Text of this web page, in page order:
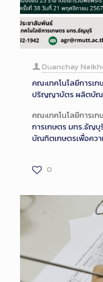
Duanchay
คณะเทคโนโลยีการเ
ปริญญาบัตร ผลิตบัณ
คณะเทคโนโลยีการเ
การเกษตร มทร.ธัญ
บัณฑิตเกษตรเพื่อคว
0